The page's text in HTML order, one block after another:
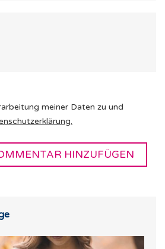
meiner Daten zu und
.